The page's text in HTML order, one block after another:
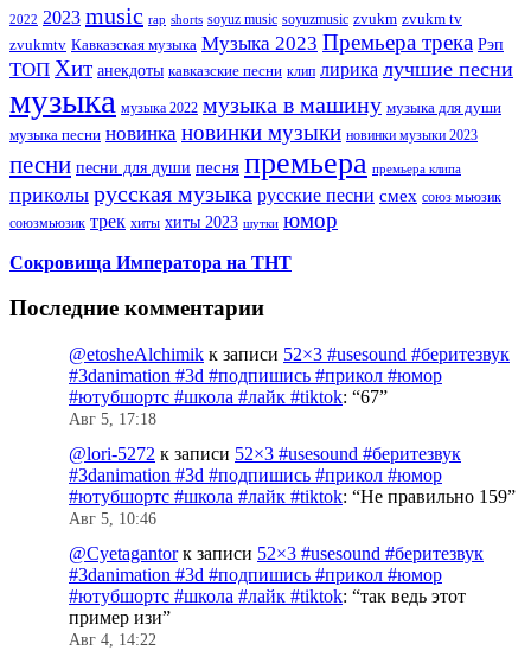
2022 2023 music rap shorts soyuz music soyuzmusic zvukm zvukm tv
zvukmtv Кавказская музыка Музыка 2023 Премьера трека Рэп
ТОП Хит анекдоты кавказские песни клип лирика лучшие песни
музыка музыка 2022 музыка в машину музыка для души
музыка песни новинка новинки музыки новинки музыки 2023
песни песни для души песня премьера премьера клипа
приколы русская музыка русские песни смех союз мьюзик
союзмьюзик трек хиты хиты 2023 шутки юмор
Сокровища Императора на ТНТ
Последние комментарии
@etosheAlchimik к записи 52×3 #usesound #беритезвук
#3danimation #3d #подпишись #прикол #юмор
#ютубшортс #школа #лайк #tiktok: “67”
Авг 5, 17:18
@lori-5272 к записи 52×3 #usesound #беритезвук
#3danimation #3d #подпишись #прикол #юмор
#ютубшортс #школа #лайк #tiktok: “Не правильно 159”
Авг 5, 10:46
@Cyetagantorк записи 52×3 #usesound #беритезвук
#3danimation #3d #подпишись #прикол #юмор
#ютубшортс #школа #лайк #tiktok: “так ведь этот
пример изи”
Авг 4, 14:22